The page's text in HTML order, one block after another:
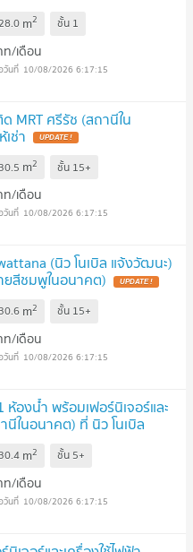
m2 ชั้น 1
ท/เดือน
10/08/2026 6:17:15
MRT ศรีรัช (สถานีใน
ช่า UPDATE !
30.5 m2 ชั้น 15+
ท/เดือน
10/08/2026 6:17:15
(นิว โนเบิล แจ้งวัฒนะ)
ยสีชมพูในอนาคต) UPDATE !
30.6 m2 ชั้น 15+
ท/เดือน
10/08/2026 6:17:15
องน้ำ พร้อมเฟอร์นิเจอร์และ
นีในอนาคต) ที่ นิว โนเบิล
30.4 m2 ชั้น 5+
ท/เดือน
10/08/2026 6:17:15